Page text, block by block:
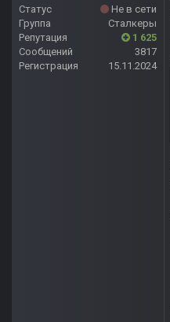
Статус
Не в сети
Группа
Сталкеры
Репутация
1 625
Сообщений
3817
Регистрация
15.11.2024